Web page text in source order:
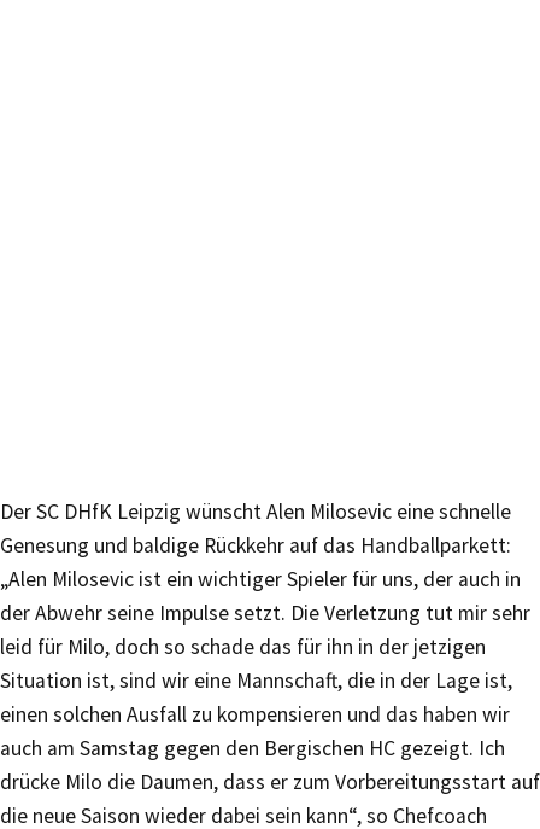
Der SC DHfK Leipzig wünscht Alen Milosevic eine schnelle
Genesung und baldige Rückkehr auf das Handballparkett:
„Alen Milosevic ist ein wichtiger Spieler für uns, der auch in
der Abwehr seine Impulse setzt. Die Verletzung tut mir sehr
leid für Milo, doch so schade das für ihn in der jetzigen
Situation ist, sind wir eine Mannschaft, die in der Lage ist,
einen solchen Ausfall zu kompensieren und das haben wir
auch am Samstag gegen den Bergischen HC gezeigt. Ich
drücke Milo die Daumen, dass er zum Vorbereitungsstart auf
die neue Saison wieder dabei sein kann“, so Chefcoach